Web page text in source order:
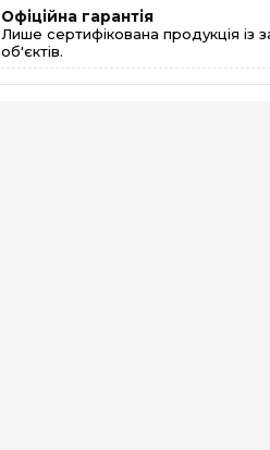
Офіційна гарантія
Лише сертифікована продукція із
об'єктів.